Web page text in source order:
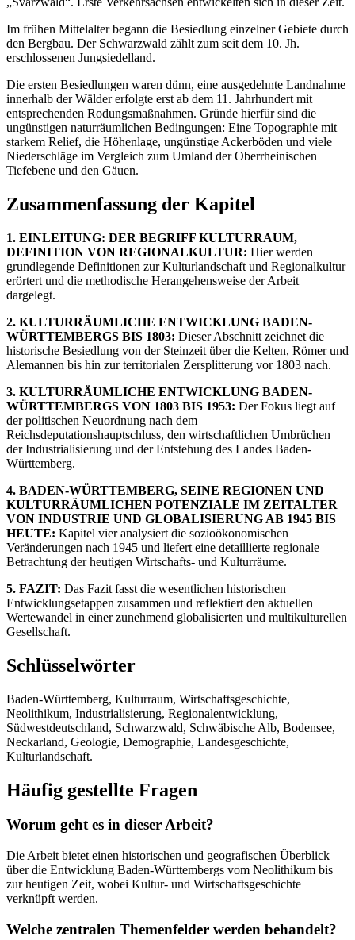
Im frühen Mittelalter begann die Besiedlung einzelner Gebiete durch
den Bergbau. Der Schwarzwald zählt zum seit dem 10. Jh.
erschlossenen Jungsiedelland.
Die ersten Besiedlungen waren dünn, eine ausgedehnte Landnahme
innerhalb der Wälder erfolgte erst ab dem 11. Jahrhundert mit
entsprechenden Rodungsmaßnahmen. Gründe hierfür sind die
ungünstigen naturräumlichen Bedingungen: Eine Topographie mit
starkem Relief, die Höhenlage, ungünstige Ackerböden und viele
Niederschläge im Vergleich zum Umland der Oberrheinischen
Tiefebene und den Gäuen.
Zusammenfassung der Kapitel
1. EINLEITUNG: DER BEGRIFF KULTURRAUM,
DEFINITION VON REGIONALKULTUR: Hier werden
grundlegende Definitionen zur Kulturlandschaft und Regionalkultur
erörtert und die methodische Herangehensweise der Arbeit
dargelegt.
2. KULTURRÄUMLICHE ENTWICKLUNG BADEN-
WÜRTTEMBERGS BIS 1803: Dieser Abschnitt zeichnet die
historische Besiedlung von der Steinzeit über die Kelten, Römer und
Alemannen bis hin zur territorialen Zersplitterung vor 1803 nach.
3. KULTURRÄUMLICHE ENTWICKLUNG BADEN-
WÜRTTEMBERGS VON 1803 BIS 1953: Der Fokus liegt auf
der politischen Neuordnung nach dem
Reichsdeputationshauptschluss, den wirtschaftlichen Umbrüchen
der Industrialisierung und der Entstehung des Landes Baden-
Württemberg.
4. BADEN-WÜRTTEMBERG, SEINE REGIONEN UND
KULTURRÄUMLICHEN POTENZIALE IM ZEITALTER
VON INDUSTRIE UND GLOBALISIERUNG AB 1945 BIS
HEUTE: Kapitel vier analysiert die sozioökonomischen
Veränderungen nach 1945 und liefert eine detaillierte regionale
Betrachtung der heutigen Wirtschafts- und Kulturräume.
5. FAZIT: Das Fazit fasst die wesentlichen historischen
Entwicklungsetappen zusammen und reflektiert den aktuellen
Wertewandel in einer zunehmend globalisierten und multikulturellen
Gesellschaft.
Schlüsselwörter
Baden-Württemberg, Kulturraum, Wirtschaftsgeschichte,
Neolithikum, Industrialisierung, Regionalentwicklung,
Südwestdeutschland, Schwarzwald, Schwäbische Alb, Bodensee,
Neckarland, Geologie, Demographie, Landesgeschichte,
Kulturlandschaft.
Häufig gestellte Fragen
Worum geht es in dieser Arbeit?
Die Arbeit bietet einen historischen und geografischen Überblick
über die Entwicklung Baden-Württembergs vom Neolithikum bis
zur heutigen Zeit, wobei Kultur- und Wirtschaftsgeschichte
verknüpft werden.
Welche zentralen Themenfelder werden behandelt?